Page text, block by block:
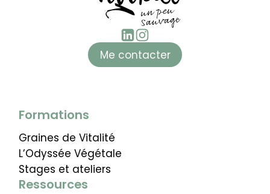
Me contacter
Formations
Graines de Vitalité
L’Odyssée Végétale
Stages et ateliers
Ressources